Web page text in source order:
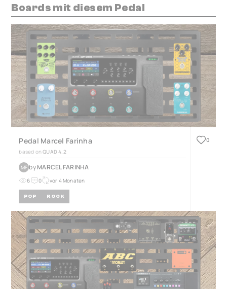
Boards mit diesem Pedal
Pedal Marcel Farinha
based on QUAD 4.2
MF byMARCEL FARINHA
6 0 vor 4 Monaten
POP ROCK
0